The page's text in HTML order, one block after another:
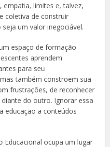
empatia, limites e, talvez,
coletiva de construir
um valor inegociável.
espaço de formação
aprendem
para seu
também constroem sua
frustrações, de reconhecer
do outro. Ignorar essa
educação a conteúdos
Educacional ocupa um lugar